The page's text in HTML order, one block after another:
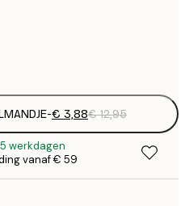
-€ 3,88€ 12,95
werkdagen
vanaf € 59